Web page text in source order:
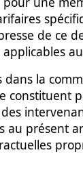
de ce
dans la
constituent
présent